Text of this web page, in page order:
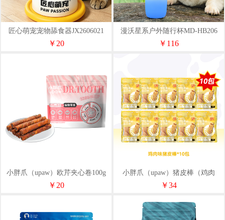
匠心萌宠宠物舔食器JX2606021
￥20
漫沃星系户外随行杯MD-HB206
￥116
小胖爪（upaw）欧芹夹心卷100g
￥20
小胖爪（upaw）猪皮棒（鸡肉
味）28g*10袋
￥34